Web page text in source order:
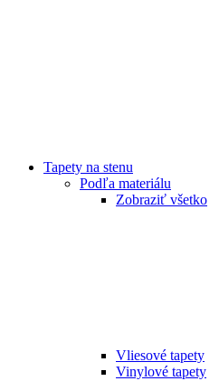
Tapety na stenu
Podľa materiálu
Zobraziť všetko
Vliesové tapety
Vinylové tapety